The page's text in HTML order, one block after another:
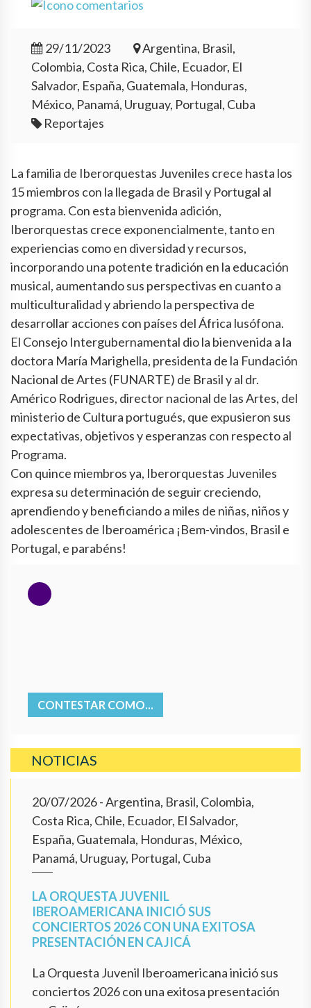
29/11/2023
Argentina, Brasil,
Colombia, Costa Rica, Chile, Ecuador, El
Salvador, España, Guatemala, Honduras,
México, Panamá, Uruguay, Portugal, Cuba
Reportajes
La familia de Iberorquestas Juveniles crece hasta los
15 miembros con la llegada de Brasil y Portugal al
programa. Con esta bienvenida adición,
Iberorquestas crece exponencialmente, tanto en
experiencias como en diversidad y recursos,
incorporando una potente tradición en la educación
musical, aumentando sus perspectivas en cuanto a
multiculturalidad y abriendo la perspectiva de
desarrollar acciones con países del África lusófona.
El Consejo Intergubernamental dio la bienvenida a la
doctora María Marighella, presidenta de la Fundación
Nacional de Artes (FUNARTE) de Brasil y al dr.
Américo Rodrigues, director nacional de las Artes, del
ministerio de Cultura portugués, que expusieron sus
expectativas, objetivos y esperanzas con respecto al
Programa.
Con quince miembros ya, Iberorquestas Juveniles
expresa su determinación de seguir creciendo,
aprendiendo y beneficiando a miles de niñas, niños y
adolescentes de Iberoamérica ¡Bem-vindos, Brasil e
Portugal, e parabéns!
CONTESTAR COMO...
NOTICIAS
20/07/2026- Argentina, Brasil, Colombia,
Costa Rica, Chile, Ecuador, El Salvador,
España, Guatemala, Honduras, México,
Panamá, Uruguay, Portugal, Cuba
LA ORQUESTA JUVENIL
IBEROAMERICANA INICIÓ SUS
CONCIERTOS 2026 CON UNA EXITOSA
PRESENTACIÓN EN CAJICÁ
La Orquesta Juvenil Iberoamericana inició sus
conciertos 2026 con una exitosa presentación